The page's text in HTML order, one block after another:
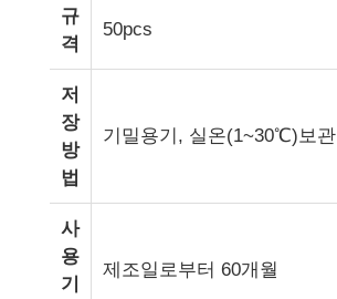
규
격
50pcs
저
장
방
법
기밀용기, 실온(1~30℃)보관
사
용
기
제조일로부터 60개월